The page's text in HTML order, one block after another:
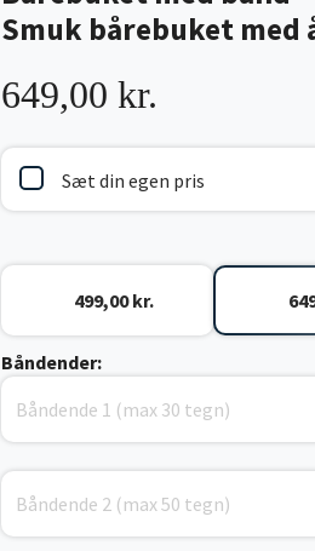
Smuk bårebuket
649,00 kr.
Sæt din egen pris
499,00 kr.
Båndender: